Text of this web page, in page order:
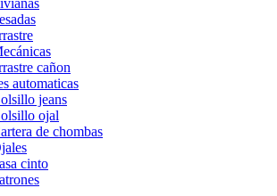
cañon
automaticas
jeans
ojal
de chombas
cinto